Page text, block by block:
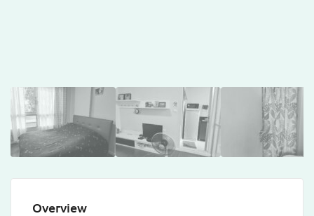
Overview